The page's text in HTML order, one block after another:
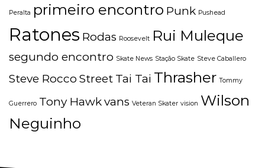
Peralta primeiro encontro Punk Pushead
Ratones Rodas Roosevelt Rui Muleque
segundo encontro Skate News Stação Skate Steve Caballero
Steve Rocco Street Tai Tai Thrasher Tommy
Guerrero Tony Hawkvans Veteran Skater vision Wilson
Neguinho